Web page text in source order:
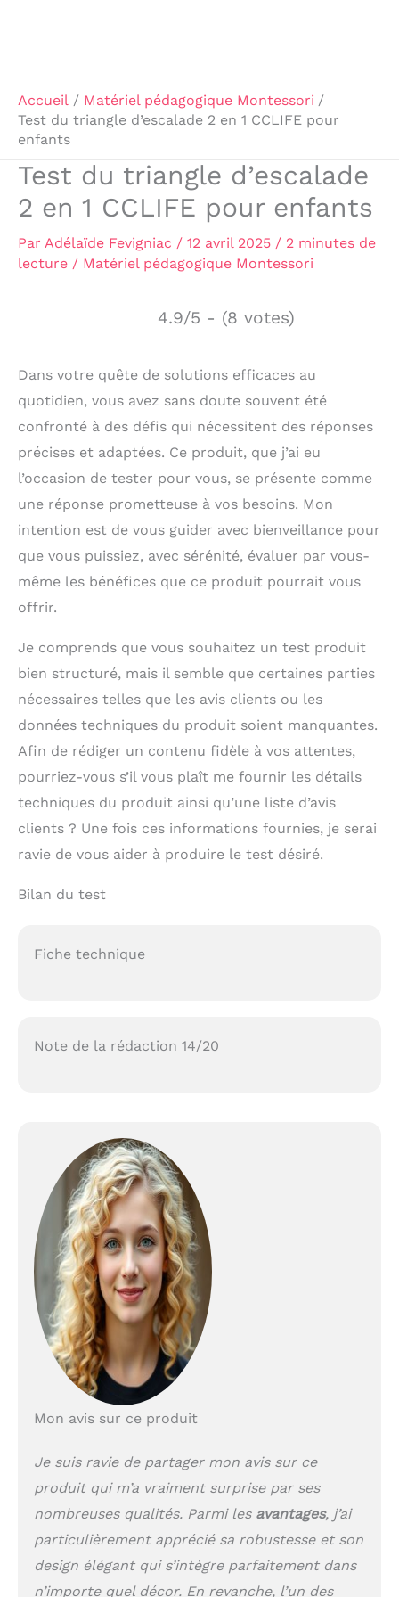
Accueil
Matériel pédagogique Montessori
Test du triangle d’escalade 2 en 1 CCLIFE pour
enfants
Test du triangle d’escalade
2 en 1 CCLIFE pour enfants
Par Adélaïde Fevigniac / 12 avril 2025 / 2 minutes de
lecture / Matériel pédagogique Montessori
4.9/5 - (8 votes)
Dans votre quête de solutions efficaces au
quotidien, vous avez sans doute souvent été
confronté à des défis qui nécessitent des réponses
précises et adaptées. Ce produit, que j’ai eu
l’occasion de tester pour vous, se présente comme
une réponse prometteuse à vos besoins. Mon
intention est de vous guider avec bienveillance pour
que vous puissiez, avec sérénité, évaluer par vous-
même les bénéfices que ce produit pourrait vous
offrir.
Je comprends que vous souhaitez un test produit
bien structuré, mais il semble que certaines parties
nécessaires telles que les avis clients ou les
données techniques du produit soient manquantes.
Afin de rédiger un contenu fidèle à vos attentes,
pourriez-vous s’il vous plaît me fournir les détails
techniques du produit ainsi qu’une liste d’avis
clients ? Une fois ces informations fournies, je serai
ravie de vous aider à produire le test désiré.
Bilan du test
Fiche technique
Note de la rédaction 14/20
Mon avis sur ce produit
Je suis ravie de partager mon avis sur ce
produit qui m’a vraiment surprise par ses
nombreuses qualités. Parmi les avantages, j’ai
particulièrement apprécié sa robustesse et son
design élégant qui s’intègre parfaitement dans
n’importe quel décor. En revanche, l’un des